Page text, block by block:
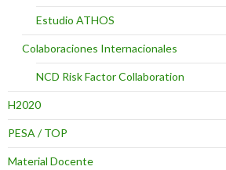
Estudio ATHOS
Colaboraciones Internacionales
NCD Risk Factor Collaboration
H2020
PESA / TOP
Material Docente